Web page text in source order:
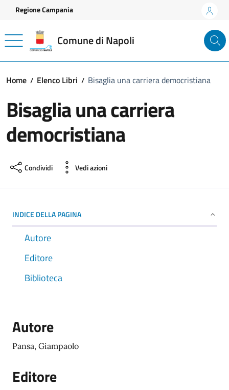
Vai ai contenuti
Vai al footer
Regione Campania
Comune di Napoli
Home Elenco Libri Bisaglia una carriera democristiana
Bisaglia una carriera
democristiana
Condividi Vedi azioni
INDICE DELLA PAGINA
Autore
Editore
Biblioteca
Autore
Pansa, Giampaolo
Editore